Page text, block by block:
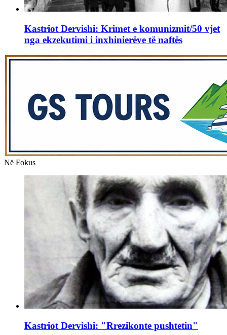
Kastriot Dervishi: Krimet e komunizmit/50 vjet
nga ekzekutimi i inxhinierëve të naftës
Në Fokus
Kastriot Dervishi: "Rrezikonte pushtetin"